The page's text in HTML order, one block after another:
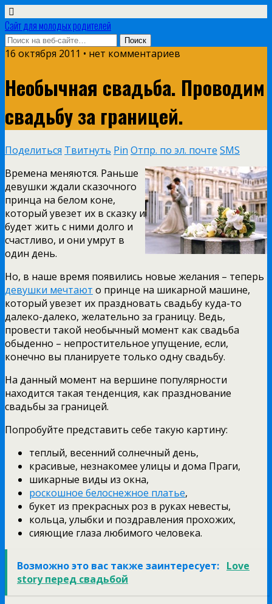
Сайт для молодых родителей
16 октября 2011 • нет комментариев
Необычная свадьба. Проводим
свадьбу за границей.
Поделиться Твитнуть Pin Отпр. по эл. почте SMS
Времена меняются. Раньше
девушки ждали сказочного
принца на белом коне,
который увезет их в сказку и
будет жить с ними долго и
счастливо, и они умрут в
один день.
Но, в наше время появились новые желания – теперь
девушки мечтают о принце на шикарной машине,
который увезет их праздновать свадьбу куда-то
далеко-далеко, желательно за границу. Ведь,
провести такой необычный момент как свадьба
обыденно – непростительное упущение, если,
конечно вы планируете только одну свадьбу.
На данный момент на вершине популярности
находится такая тенденция, как празднование
свадьбы за границей.
Попробуйте представить себе такую картину:
теплый, весенний солнечный день,
красивые, незнакомее улицы и дома Праги,
шикарные виды из окна,
роскошное белоснежное платье,
букет из прекрасных роз в руках невесты,
кольца, улыбки и поздравления прохожих,
сияющие глаза любимого человека.
Возможно это вас также заинтересует: Love
story перед свадьбой